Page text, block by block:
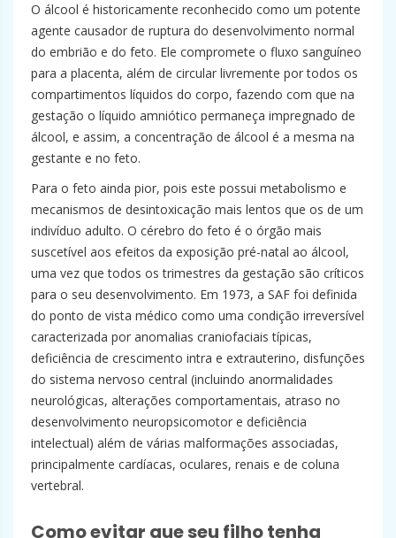
O álcool é historicamente reconhecido como um potente
agente causador de ruptura do desenvolvimento normal
do embrião e do feto. Ele compromete o fluxo sanguíneo
para a placenta, além de circular livremente por todos os
compartimentos líquidos do corpo, fazendo com que na
gestação o líquido amniótico permaneça impregnado de
álcool, e assim, a concentração de álcool é a mesma na
gestante e no feto.
Para o feto ainda pior, pois este possui metabolismo e
mecanismos de desintoxicação mais lentos que os de um
indivíduo adulto. O cérebro do feto é o órgão mais
suscetível aos efeitos da exposição pré-natal ao álcool,
uma vez que todos os trimestres da gestação são críticos
para o seu desenvolvimento. Em 1973, a SAF foi definida
do ponto de vista médico como uma condição irreversível
caracterizada por anomalias craniofaciais típicas,
deficiência de crescimento intra e extrauterino, disfunções
do sistema nervoso central (incluindo anormalidades
neurológicas, alterações comportamentais, atraso no
desenvolvimento neuropsicomotor e deficiência
intelectual) além de várias malformações associadas,
principalmente cardíacas, oculares, renais e de coluna
vertebral.
Como evitar que seu filho tenha